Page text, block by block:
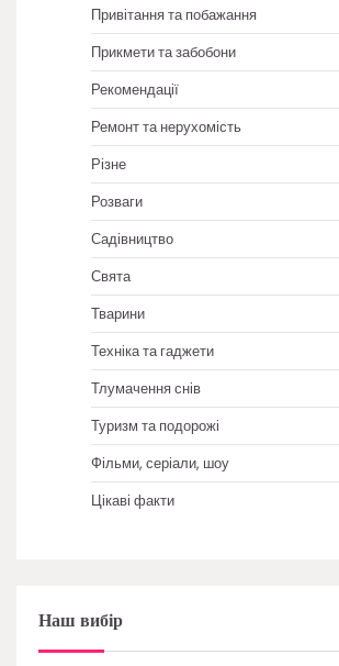
Привітання та побажання
Прикмети та забобони
Рекомендації
Ремонт та нерухомість
Різне
Розваги
Садівництво
Свята
Тварини
Техніка та гаджети
Тлумачення снів
Туризм та подорожі
Фільми, серіали, шоу
Цікаві факти
Наш вибір